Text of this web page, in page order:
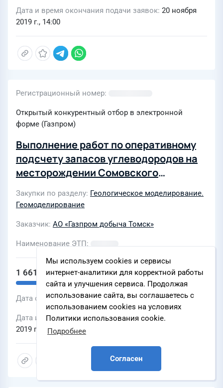
Мы используем cookies и сервисы
интернет-аналитики для корректной работы
сайта и улучшения сервиса. Продолжая
использование сайта, вы соглашаетесь с
использованием cookies на условиях
Политики использования cookie.
Подробнее
Согласен
Дата и время окончания подачи заявок 20 ноября
2019 г., 14:00
Регистрационный номер
Открытый конкурентный отбор в электронной
форме (Газпром)
Выполнение работ по оперативному
подсчету запасов углеводородов на
месторождении Сомовского
области для нужд ОАО
Закупки по разделу Геологическое моделирование.
Геомоделирование
Заказчик АО «Газпром добыча Томск»
Наименование ЭТП
1 661 860 ₽
Дата объявления 25 октября 2019 г., 17:08
Дата и время окончания подачи заявок 15 ноября
2019 г., 14:00